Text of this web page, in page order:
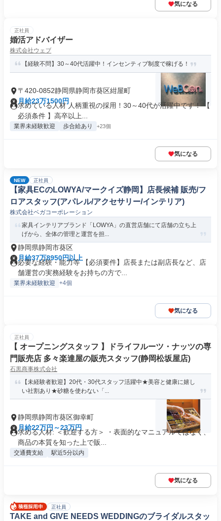
気になる
正社員
婚活アドバイザー
株式会社ウェブ
【経験不問】30～40代活躍中！インセンティブ制度で稼げる！
〒420-0852静岡県静岡市葵区紺屋町
月給23万1500円
求めている人材 人柄重視の採用！30～40代が活躍中です！ 【
必須条件 】高卒以上...
業界未経験歓迎 歩合給あり +23個
気になる
NEW 正社員
【家具ECのLOWYA/マークイズ静岡】店長候補 販売/フ
ロアスタッフ(アパレル/アクセサリー/インテリア)
株式会社ベガコーポレーション
家具インテリアブランド「LOWYA」の直営店舗にて店舗の立ち上
げから、全体の管理と運営を担...
静岡県静岡市葵区
月給37万8950円以上
必要な経験・能力等 【必須要件】店長または副店長など、店
舗運営の実務経験をお持ちの方で...
業界未経験歓迎 +4個
気になる
正社員
【 オープニングスタッフ 】ドライフルーツ・ナッツの専
門販売店 多々楽達屋の販売スタッフ(静岡松坂屋店)
石黒商事株式会社
【未経験者歓迎】20代・30代スタッフ活躍中★美容と健康に嬉し
い社割あり★砂糖を使わない「...
静岡県静岡市葵区御幸町
月給22万円～23万円
求める人材: ＜歓迎する方＞ ・表面的なマニュアルではなく、
商品の本質を知った上で販...
交通費支給 駅近5分以内
気になる
正社員
TAKE and GIVE NEEDS WEDDINGのブライダルスタッ